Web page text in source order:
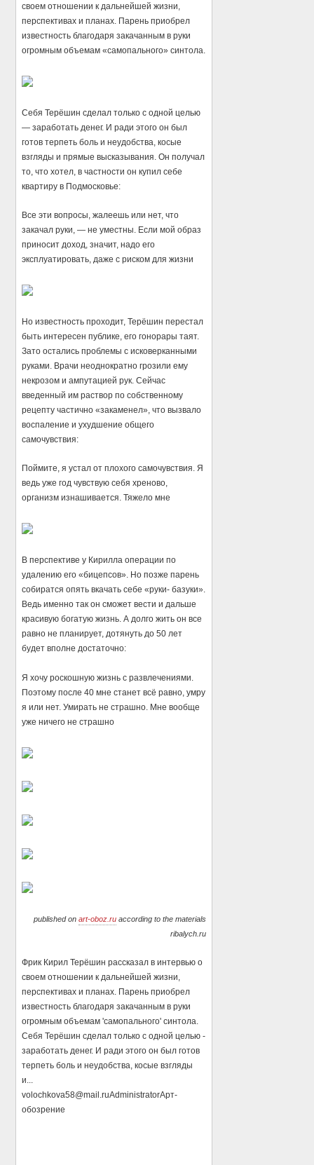
своем отношении к дальнейшей жизни,
перспективах и планах. Парень приобрел
известность благодаря закачанным в руки
огромным объемам «самопального» синтола.
Себя Терёшин сделал только с одной целью
— заработать денег. И ради этого он был
готов терпеть боль и неудобства, косые
взгляды и прямые высказывания. Он получал
то, что хотел, в частности он купил себе
квартиру в Подмосковье:
Все эти вопросы, жалеешь или нет, что
закачал руки, — не уместны. Если мой образ
приносит доход, значит, надо его
эксплуатировать, даже с риском для жизни
Но известность проходит, Терёшин перестал
быть интересен публике, его гонорары таят.
Зато остались проблемы с исковерканными
руками. Врачи неоднократно грозили ему
некрозом и ампутацией рук. Сейчас
введенный им раствор по собственному
рецепту частично «закаменел», что вызвало
воспаление и ухудшение общего
самочувствия:
Поймите, я устал от плохого самочувствия. Я
ведь уже год чувствую себя хреново,
организм изнашивается. Тяжело мне
В перспективе у Кирилла операции по
удалению его «бицепсов». Но позже парень
собиратся опять вкачать себе «руки- базуки».
Ведь именно так он сможет вести и дальше
красивую богатую жизнь. А долго жить он все
равно не планирует, дотянуть до 50 лет
будет вполне достаточно:
Я хочу роскошную жизнь с развлечениями.
Поэтому после 40 мне станет всё равно, умру
я или нет. Умирать не страшно. Мне вообще
уже ничего не страшно
published on art-oboz.ruaccording to the materials
ribalych.ru
Фрик Кирил Терёшин рассказал в интервью о
своем отношении к дальнейшей жизни,
перспективах и планах. Парень приобрел
известность благодаря закачанным в руки
огромным объемам 'самопального' синтола.
Себя Терёшин сделал только с одной целью -
заработать денег. И ради этого он был готов
терпеть боль и неудобства, косые взгляды
и...
volochkova58@mail.ruAdministratorАрт-
обозрение